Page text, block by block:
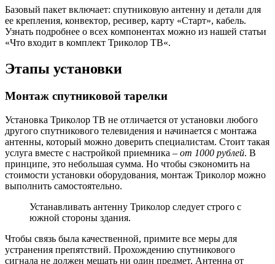
При помощи разъема соединяем конвертер и кабель. Схема
подключения такова:
Очищаем провод от изоляции.
По длине оплетки размещаем фольгу.
Снимаем 1 см внутренней изоляции.
Находящийся в центре проводник освобождаем на 0,2
см.